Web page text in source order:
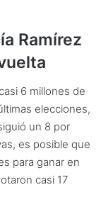
Ramírez
6 millones de
elecciones,
un 8 por
es posible que
para ganar en
casi 17